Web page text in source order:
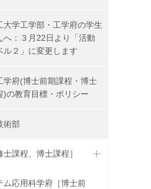
大学工学部・工学府の学生
へ：３月22日より「活動
ル２」に変更します
学府(博士前期課程・博士
)の教育目標・ポリシー
術部
課程、博士課程］
ム応用科学府［博士前